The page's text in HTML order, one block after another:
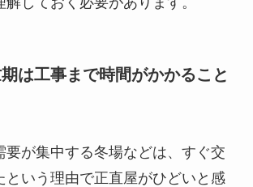
は工事まで時間がかかること
要が集中する冬場などは、すぐ交
という理由で正直屋がひどいと感